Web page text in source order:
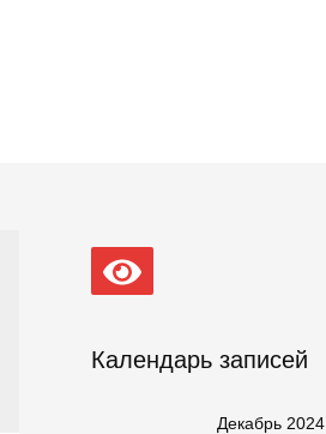
Календарь записей
Декабрь 2024